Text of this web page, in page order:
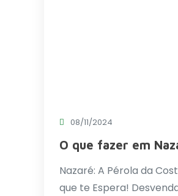
08/11/2024
O que fazer em
Nazaré: A Pérola da
que te Espera!